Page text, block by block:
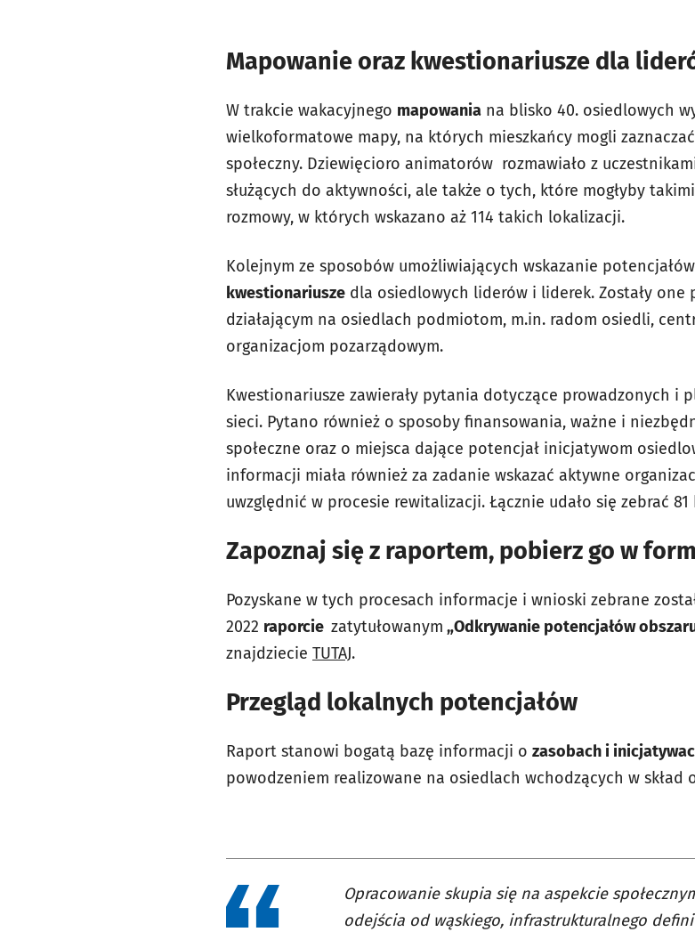
Mapowanie oraz kwestionariusze dla
W trakcie wakacyjnego mapowania na blisko 40. osiedlowych
wielkoformatowe mapy, na których mieszkańcy mogli
społeczny. Dziewięcioro animatorów rozmawiało z
służących do aktywności, ale także o tych, które mogłyby
rozmowy, w których wskazano aż 114 takich lokalizacji.
Kolejnym ze sposobów umożliwiających wskazanie
kwestionariusze dla osiedlowych liderów i liderek. Zostały one
działającym na osiedlach podmiotom, m.in. radom osiedli,
organizacjom pozarządowym.
Kwestionariusze zawierały pytania dotyczące prowadzonych i
sieci. Pytano również o sposoby finansowania, ważne i
społeczne oraz o miejsca dające potencjał inicjatywom
informacji miała również za zadanie wskazać aktywne
uwzględnić w procesie rewitalizacji. Łącznie udało się zebrać
Zapoznaj się z raportem, pobierz go w
Pozyskane w tych procesach informacje i wnioski zebrane
2022 raporcie zatytułowanym „Odkrywanie potencjałów
znajdziecie TUTAJ.
Przegląd lokalnych potencjałów
Raport stanowi bogatą bazę informacji o zasobach i
powodzeniem realizowane na osiedlach wchodzących w skład
Opracowanie skupia się na aspekcie
odejścia od wąskiego, infrastrukturalnego